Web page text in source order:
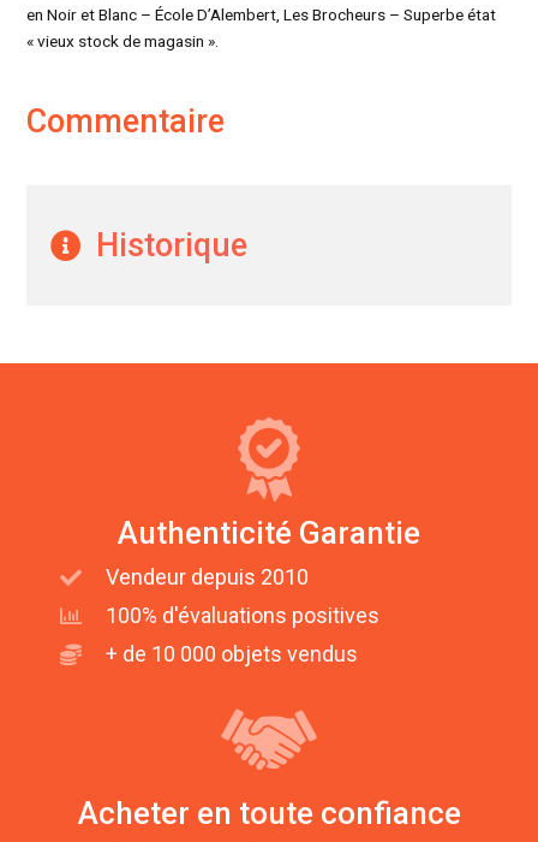
en Noir et Blanc – École D’Alembert, Les Brocheurs – Superbe état
« vieux stock de magasin ».
Commentaire
Historique
Authenticité Garantie
Vendeur depuis 2010
100% d'évaluations positives
+ de 10 000 objets vendus
Acheter en toute confiance